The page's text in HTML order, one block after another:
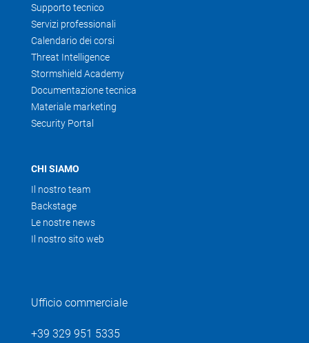
Supporto tecnico
Servizi professionali
Calendario dei corsi
Threat Intelligence
Stormshield Academy
Documentazione tecnica
Materiale marketing
Security Portal
CHI SIAMO
Il nostro team
Backstage
Le nostre news
Il nostro sito web
Ufficio commerciale
+39 329 951 5335